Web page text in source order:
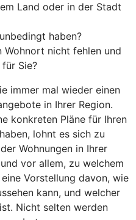
Land oder in der Stadt
haben?
Wohnort nicht fehlen und
Sie?
immer mal wieder einen
in Ihrer Region.
konkreten Pläne für Ihren
lohnt es sich zu
Wohnungen in Ihrer
vor allem, zu welchem
Vorstellung davon, wie
kann, und welcher
Nicht selten werden